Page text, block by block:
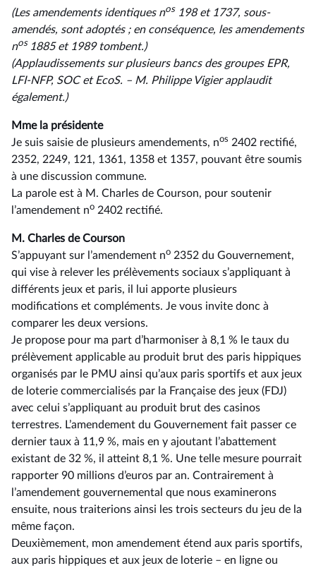
(Les amendements identiques nos 198 et 1737, sous-
amendés, sont adoptés ; en conséquence, les amendements
nos 1885 et 1989 tombent.)
(Applaudissements sur plusieurs bancs des groupes EPR,
LFI-NFP, SOC et EcoS. –⁠ M. Philippe Vigier applaudit
également.)
Mme la présidente
Je suis saisie de plusieurs amendements, nos 2402 rectifié,
2352, 2249, 121, 1361, 1358 et 1357, pouvant être soumis
à une discussion commune.
La parole est à M. Charles de Courson, pour soutenir
l’amendement no 2402 rectifié.
M. Charles de Courson
S’appuyant sur l’amendement no 2352 du Gouvernement,
qui vise à relever les prélèvements sociaux s’appliquant à
différents jeux et paris, il lui apporte plusieurs
modifications et compléments. Je vous invite donc à
comparer les deux versions.
Je propose pour ma part d’harmoniser à 8,1 % le taux du
prélèvement applicable au produit brut des paris hippiques
organisés par le PMU ainsi qu’aux paris sportifs et aux jeux
de loterie commercialisés par la Française des jeux (FDJ)
avec celui s’appliquant au produit brut des casinos
terrestres. L’amendement du Gouvernement fait passer ce
dernier taux à 11,9 %, mais en y ajoutant l’abattement
existant de 32 %, il atteint 8,1 %. Une telle mesure pourrait
rapporter 90 millions d’euros par an. Contrairement à
l’amendement gouvernemental que nous examinerons
ensuite, nous traiterions ainsi les trois secteurs du jeu de la
même façon.
Deuxièmement, mon amendement étend aux paris sportifs,
aux paris hippiques et aux jeux de loterie –⁠ en ligne ou